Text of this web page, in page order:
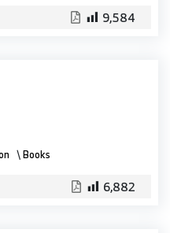
9,584
\Books
6,882